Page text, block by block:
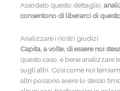
Assodato questo dettaglio,
consentono di liberarci di
Analizzare i nostri giudizi
Capita, a volte, di essere noi
questo caso, è bene analizzare
sugli altri. Così come noi
altri possono avere lo stesso